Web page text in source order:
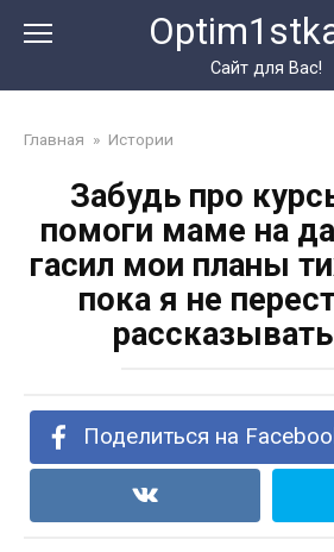
Сайт для Вас!
Главная » Истории
Забудь про
помоги маме на
гасил мои планы
пока я не
Поделиться на